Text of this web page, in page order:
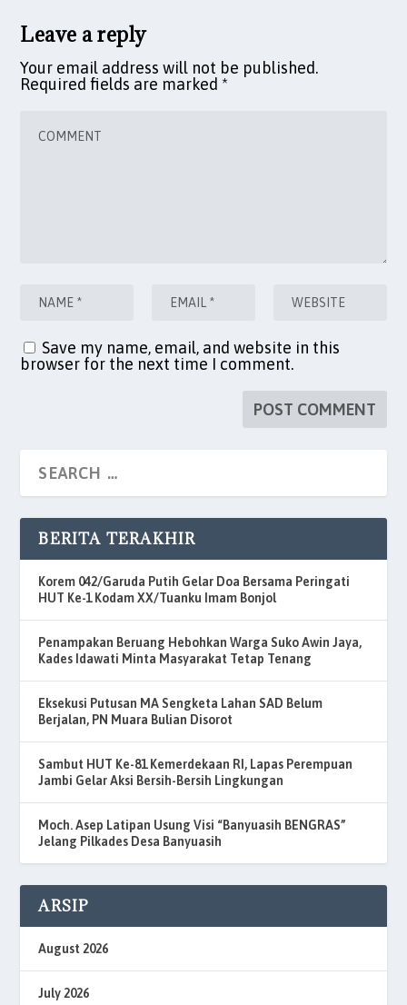
Leave a reply
Your email address will not be published.
Required fields are marked *
Save my name, email, and website in this
browser for the next time I comment.
BERITA TERAKHIR
Korem 042/Garuda Putih Gelar Doa Bersama Peringati
HUT Ke-1 Kodam XX/Tuanku Imam Bonjol
Penampakan Beruang Hebohkan Warga Suko Awin Jaya,
Kades Idawati Minta Masyarakat Tetap Tenang
Eksekusi Putusan MA Sengketa Lahan SAD Belum
Berjalan, PN Muara Bulian Disorot
Sambut HUT Ke-81 Kemerdekaan RI, Lapas Perempuan
Jambi Gelar Aksi Bersih-Bersih Lingkungan
Moch. Asep Latipan Usung Visi “Banyuasih BENGRAS”
Jelang Pilkades Desa Banyuasih
ARSIP
August 2026
July 2026